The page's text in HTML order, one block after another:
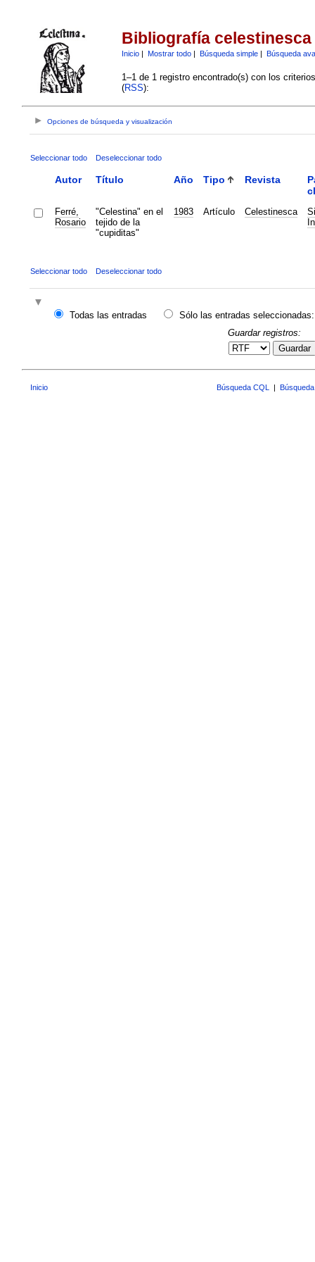
Bibliografía celestinesca
Inicio| Mostrar todo| Búsqueda simple| Búsqueda
1–1 de 1 registro encontrado(s) con los
(RSS):
Opciones de búsqueda y visualización
Seleccionar todo Deseleccionar todo
Autor Título Año Tipo Revista
Ferré,
Rosario
"Celestina" en el
tejido de la
"cupiditas"
1983 Artículo Celestinesca
Seleccionar todo Deseleccionar todo
Todas las entradas
Sólo las entradas seleccionadas:
Guardar registros:
Guardar
Inicio Búsqueda CQL